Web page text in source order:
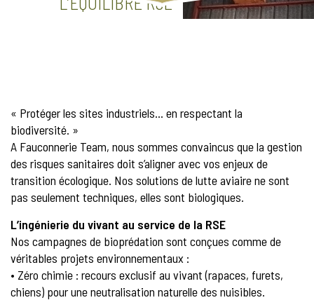
« Protéger les sites industriels… en respectant la
biodiversité. »
A Fauconnerie Team, nous sommes convaincus que la gestion
des risques sanitaires doit s’aligner avec vos enjeux de
transition écologique. Nos solutions de lutte aviaire ne sont
pas seulement techniques, elles sont biologiques.
L’ingénierie du vivant au service de la RSE
Nos campagnes de bioprédation sont conçues comme de
véritables projets environnementaux :
• Zéro chimie : recours exclusif au vivant (rapaces, furets,
chiens) pour une neutralisation naturelle des nuisibles.